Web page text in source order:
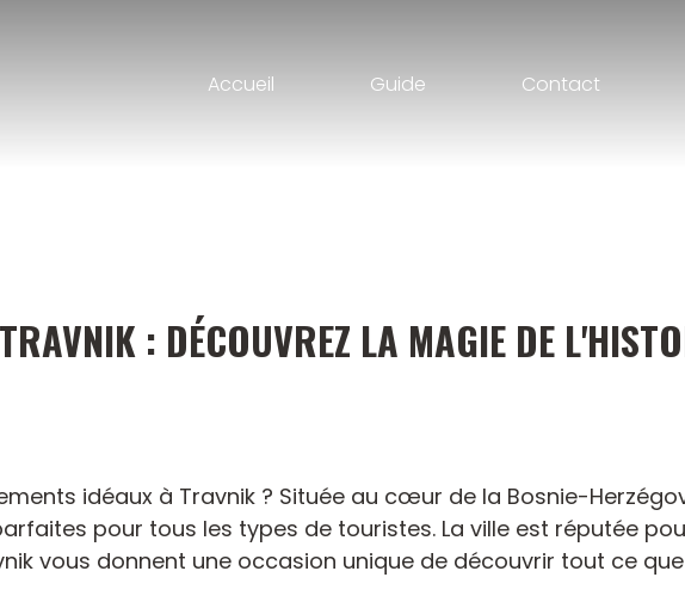
Accueil Guide Contact
: DÉCOUVREZ LA MAGIE DE
idéaux à Travnik ? Située au cœur de la Bosnie-
pour tous les types de touristes. La ville est réputée
vous donnent une occasion unique de découvrir tout ce